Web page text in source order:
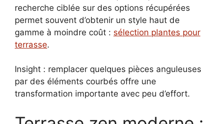
recherche ciblée sur des options récupérées
permet souvent d’obtenir un style haut de
gamme à moindre coût : sélection plantes pour
terrasse.
Insight : remplacer quelques pièces anguleuses
par des éléments courbés offre une
transformation importante avec peu d’effort.